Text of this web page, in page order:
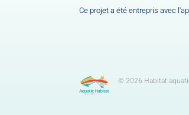
Ce projet a été entrepris avec
© 2026 Habitat